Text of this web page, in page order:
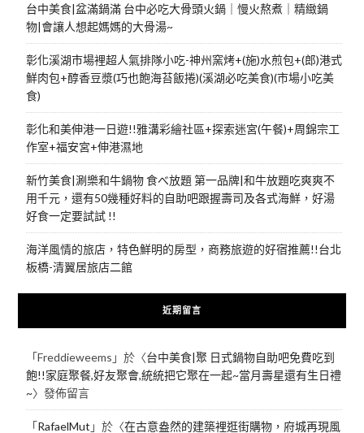
台中美食|盆滿鍋滿 台中必吃大骨頭火鍋｜慢火熬煮｜精緻鍋
物|會讓人想起媽媽的大骨湯~
彰化溪湖市場裡超人氣排隊小吃-神州窯烤+(施)水煎包+(郎)港式
鮮肉包+醇香豆漿(巧也飽海苔飯捲)(溪湖必吃美食)(市場小吃美
食)
彰化和美伸港一日遊!!雅溝彩繪社區+探索迷宮(午餐)+周錦宗工
作室+福安宮+伸港濕地
新竹美食|涮樂和牛鍋物 食べ放題 第一品牌|和牛放題吃爽爽不
用千元，還有50幾種好料的自助吧跟握壽司及各式海鮮，好湯
好食一定要試試 !!
海洋風情的旅店，特色鮮明的房型，商務旅遊的好宿推薦!!台北
板橋-清翼居旅店二館
近期留言
「Freddieweems 」於〈台中美食|聚 日式鍋物自助吧免費吃到
飽!!家庭聚餐,好友聚會,統統把它聚在一起~當月壽星還有生日禮
~〉發佈留言
「RafaelMut 」於〈在古意盎然的建築裡逛街購物，府城再現風